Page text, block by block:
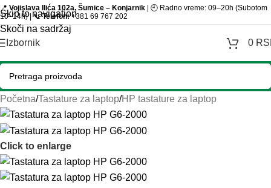
Skip to navigation
Skoči na sadržaj
📍Vojislava Ilića 102a, Šumice – Konjarnik | 🕘 Radno vreme: 09–20h (Subotom
10–14h) | 📞Telefon:+381 69 767 202
Izbornik 0
Početna/Tastature za laptop/HP tastature za laptop
Click to enlarge